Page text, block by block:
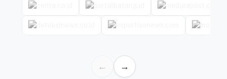
← →